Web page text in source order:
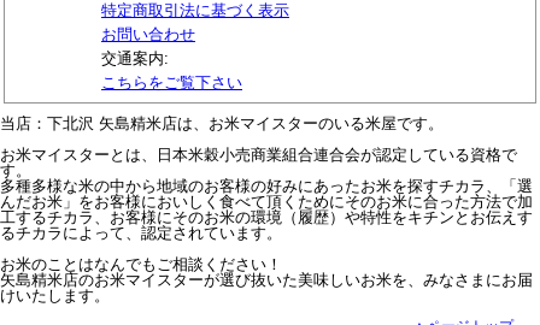
特定商取引法に基づく表示
お問い合わせ
交通案内:
こちらをご覧下さい
当店：下北沢 矢島精米店は、お米マイスターのいる米屋です。
お米マイスターとは、日本米穀小売商業組合連合会が認定している資格で
す。
多種多様な米の中から地域のお客様の好みにあったお米を探すチカラ、「選
んだお米」をお客様においしく食べて頂くためにそのお米に合った方法で加
工するチカラ、お客様にそのお米の環境（履歴）や特性をキチンとお伝えす
るチカラによって、認定されています。
お米のことはなんでもご相談ください！
矢島精米店のお米マイスターが選び抜いた美味しいお米を、みなさまにお届
けいたします。